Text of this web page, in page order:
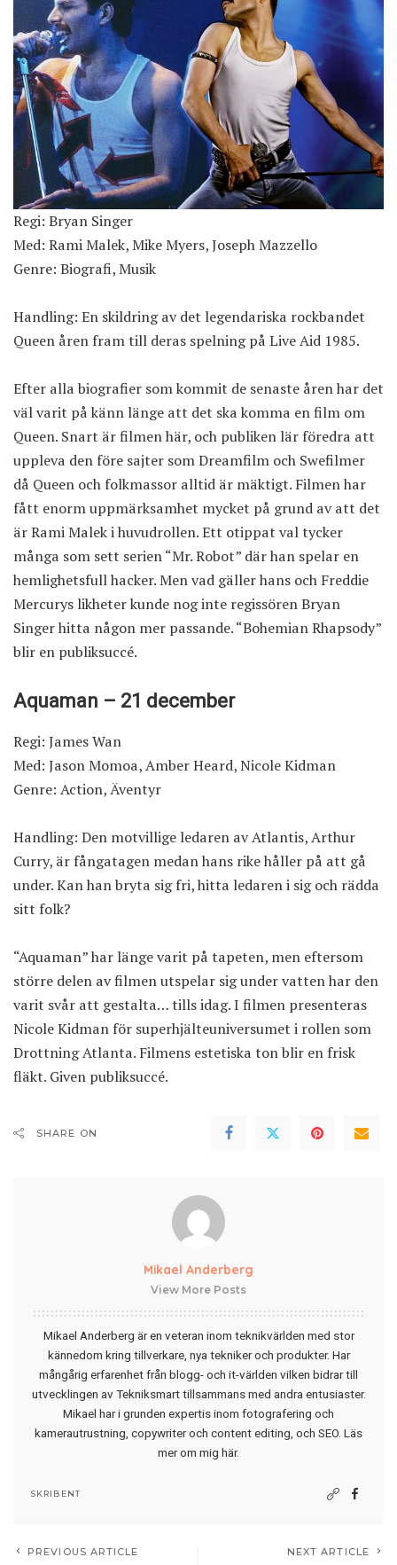
Regi: Bryan Singer
Med: Rami Malek, Mike Myers, Joseph Mazzello
Genre: Biografi, Musik
Handling: En skildring av det legendariska rockbandet
Queen åren fram till deras spelning på Live Aid 1985.
Efter alla biografier som kommit de senaste åren har det
väl varit på känn länge att det ska komma en film om
Queen. Snart är filmen här, och publiken lär föredra att
uppleva den före sajter somDreamfilm och Swefilmer
då Queen och folkmassor alltid är mäktigt. Filmen har
fått enorm uppmärksamhet mycket på grund av att det
är Rami Malek i huvudrollen. Ett otippat val tycker
många som sett serien “Mr. Robot” där han spelar en
hemlighetsfull hacker. Men vad gäller hans och Freddie
Mercurys likheter kunde nog inte regissören Bryan
Singer hitta någon mer passande. “Bohemian Rhapsody”
blir en publiksuccé.
Aquaman – 21 december
Regi: James Wan
Med: Jason Momoa, Amber Heard, Nicole Kidman
Genre: Action, Äventyr
Handling: Den motvillige ledaren av Atlantis, Arthur
Curry, är fångatagen medan hans rike håller på att gå
under. Kan han bryta sig fri, hitta ledaren i sig och rädda
sitt folk?
“Aquaman” har länge varit på tapeten, men eftersom
större delen av filmen utspelar sig under vatten har den
varit svår att gestalta… tills idag. I filmen presenteras
Nicole Kidman för superhjälteuniversumet i rollen som
Drottning Atlanta. Filmens estetiska ton blir en frisk
fläkt. Given publiksuccé.
SHARE ON
Mikael Anderberg
View More Posts
Mikael Anderberg är en veteran inom teknikvärlden med stor
kännedom kring tillverkare, nya tekniker och produkter. Har
mångårig erfarenhet från blogg- och it-världen vilken bidrar till
utvecklingen av Tekniksmart tillsammans med andra entusiaster.
Mikael har i grunden expertis inom fotografering och
kamerautrustning, copywriter och content editing, och SEO. Läs
mer om mig här.
SKRIBENT
PREVIOUS ARTICLE NEXT ARTICLE